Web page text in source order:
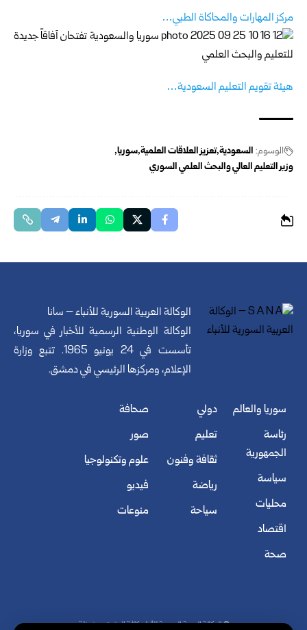
مركز المهارات والمحاكاة الطبي…
هيئة تقويم التعليم السعودية…
الوسوم: السعودية تعزيز العلاقات العلمية سوريا
وزير التعليم العالي والبحث العلمي السوري
الوكالة العربية السورية للأنباء – سانا
الوكالة الوطنية الرسمية للأخبار في سوريا،
تأسست في 24 يونيو 1965. تتبع وزارة
الإعلام، ومركزها الرئيسي في دمشق.
سوريا والعالم
رئاسة
الجمهورية
سياسة
محليات
اقتصاد
صحة
دولي
تعليم
ثقافة وفنون
رياضة
سياحة
صحافة
صور
علوم وتكنولوجيا
فيديو
منوعات
© الوكالة العربية السورية للأنباء. كافة الحقوق محفوظة.